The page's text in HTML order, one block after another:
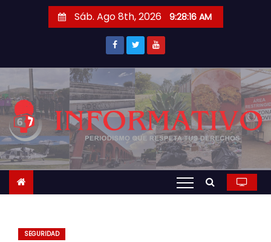
r
a
c
o
t
Sáb. Ago 8th, 2026 9:28:17 AM
SEGURIDAD